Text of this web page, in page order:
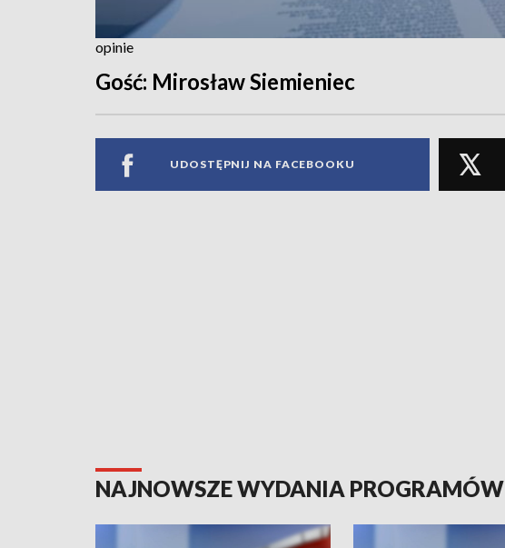
opinie
Gość: Mirosław Siemieniec
UDOSTĘPNIJ NA FACEBOOKU
NAJNOWSZE WYDANIA PROGRAMÓW